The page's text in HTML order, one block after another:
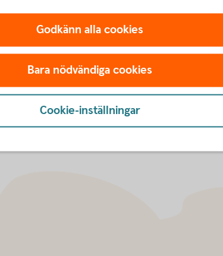
dig digitalt, exempelvis när du
Godkänn alla cookies
Bara nödvändiga cookies
Cookie-inställningar